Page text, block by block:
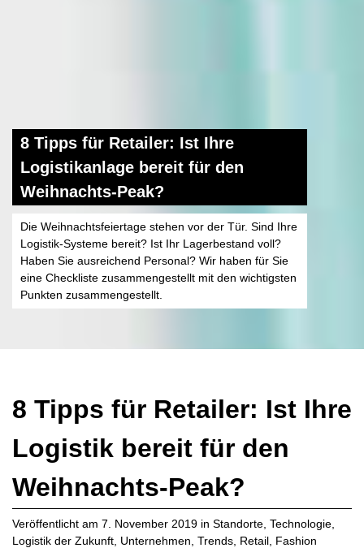
8 Tipps für Retailer: Ist Ihre
Logistikanlage bereit für den
Weihnachts-Peak?
Die Weihnachtsfeiertage stehen vor der Tür. Sind Ihre
Logistik-Systeme bereit? Ist Ihr Lagerbestand voll?
Haben Sie ausreichend Personal? Wir haben für Sie
eine Checkliste zusammengestellt mit den wichtigsten
Punkten zusammengestellt.
8 Tipps für Retailer: Ist Ihre
Logistik bereit für den
Weihnachts-Peak?
Veröffentlicht am 7. November 2019 in Standorte Technologie
Logistik der Zukunft Unternehmen Trends Retail Fashion